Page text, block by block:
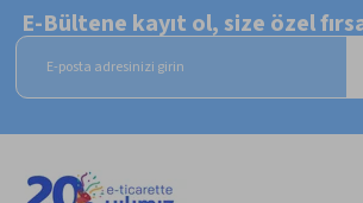
E-Bültene kayıt ol, size özel